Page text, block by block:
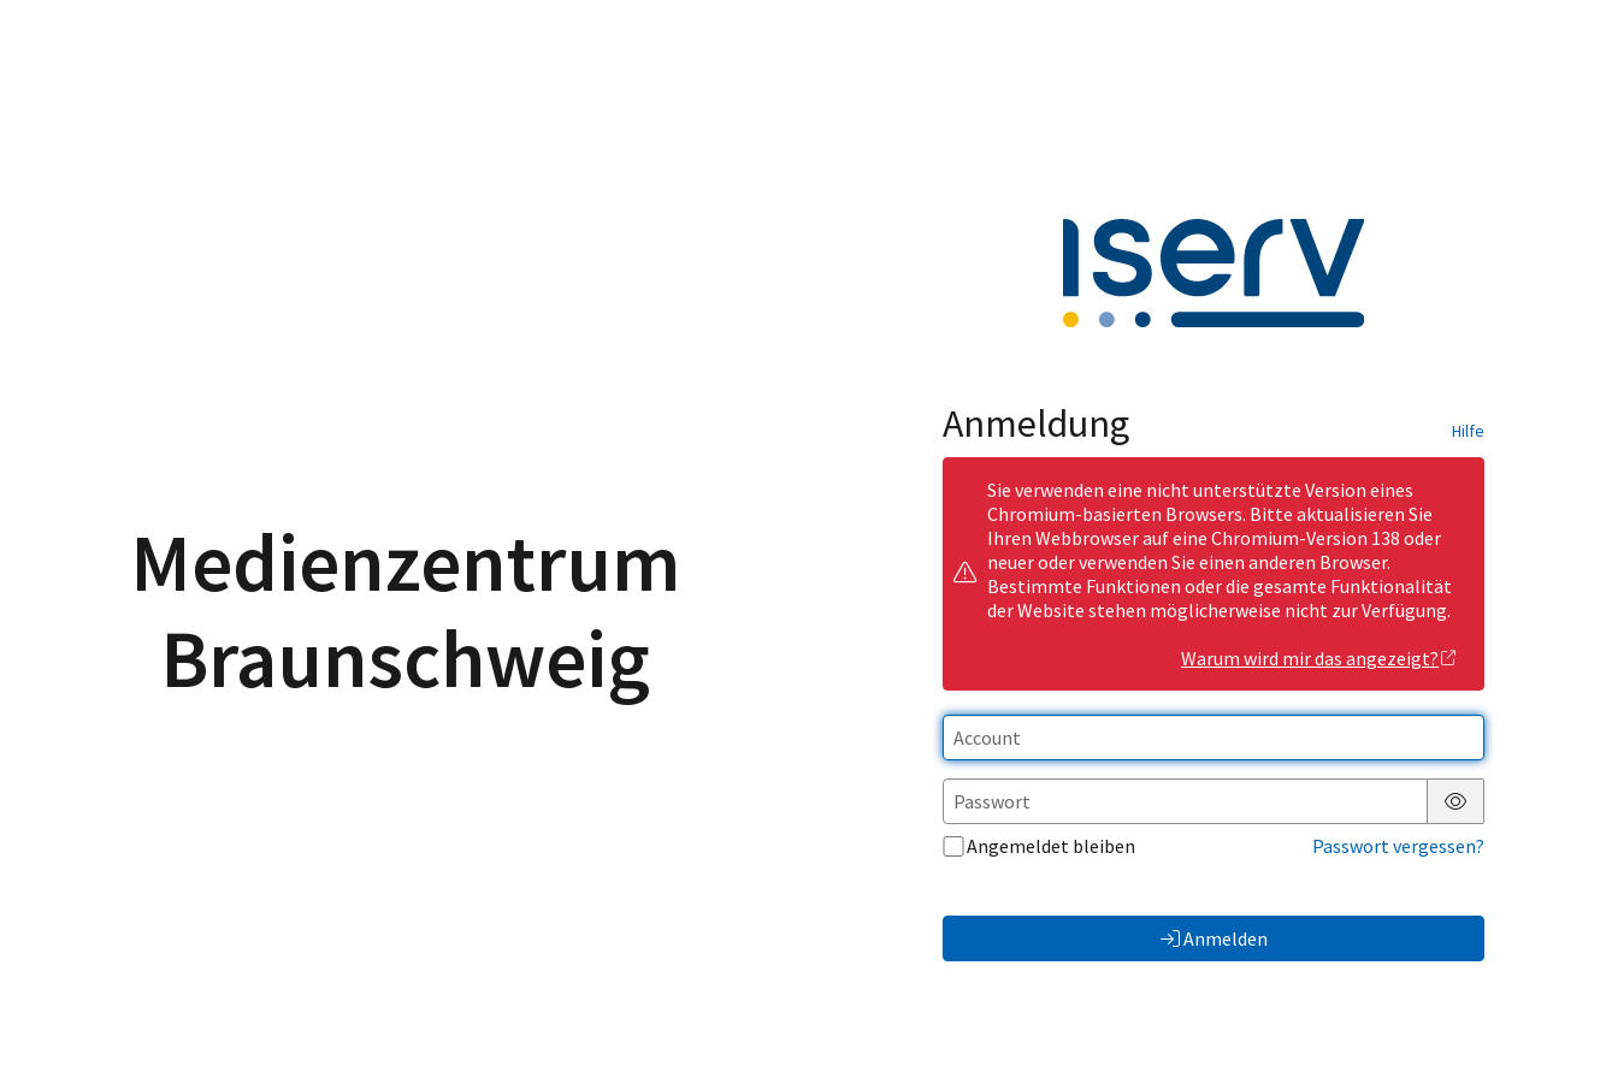
Medienzentrum
Braunschweig
Anmeldung Hilfe
Sie verwenden eine nicht unterstützte Version eines
Chromium-basierten Browsers. Bitte aktualisieren Sie
Ihren Webbrowser auf eine Chromium-Version 138 oder
neuer oder verwenden Sie einen anderen Browser.
Bestimmte Funktionen oder die gesamte Funktionalität
der Website stehen möglicherweise nicht zur Verfügung.
Warum wird mir das angezeigt?
Passwort anzeigen
Angemeldet bleiben
Passwort vergessen?
Anmelden